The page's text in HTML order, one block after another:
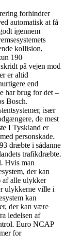
forhindrer
automatisk at få
igennem
kollision,
190
på vejen mod
er altid
end
har brug for det –
Bosch.
især
de mest
I Tyskland er
personskade.
dræbte i sådanne
trafikdræbte.
Hvis man
der kan
af alle ulykker
ulykkerne ville i
kan
der kan være
ledelsen af
Euro NCAP
for